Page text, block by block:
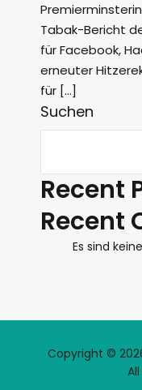
Tabak-Bericht
für Facebook,
erneuter
für […]
Suchen
Recent
Recent
Es sind
Copyright ©